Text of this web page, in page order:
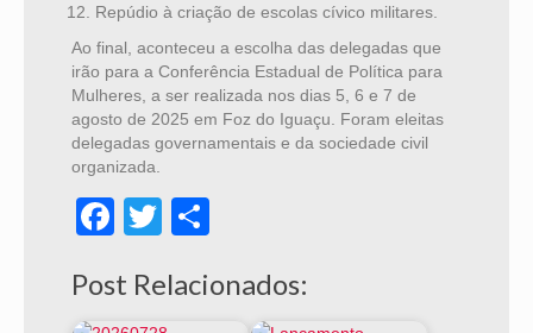
Repúdio à criação de escolas cívico militares.
Ao final, aconteceu a escolha das delegadas que
irão para a Conferência Estadual de Política para
Mulheres, a ser realizada nos dias 5, 6 e 7 de
agosto de 2025 em Foz do Iguaçu. Foram eleitas
delegadas governamentais e da sociedade civil
organizada.
Facebook
Twitter
Post Relacionados: